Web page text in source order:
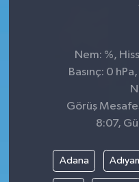
Nem: %,
Basınç: 0
Görüş
8:07,
Adana